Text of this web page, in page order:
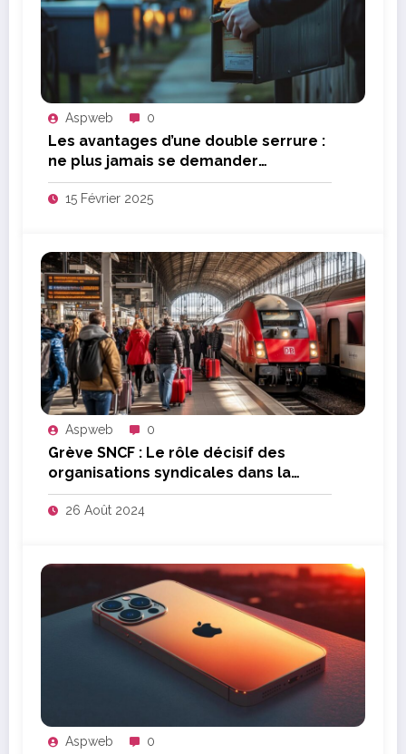
Aspweb 0
Les avantages d’une double serrure :
ne plus jamais se demander
comment ouvrir une boîte aux lettres
sans clé
15 Février 2025
Aspweb 0
Grève SNCF : Le rôle décisif des
organisations syndicales dans la
résolution du conflit
26 Août 2024
Aspweb 0